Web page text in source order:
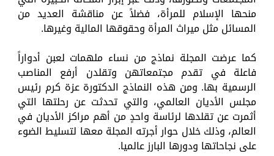
منحها الإسلام للمرأة، فضلاً عن مناقشة العديد من
المسائل مثل ميراث المرأة وحقوقها المالية وغيرها.
كما عرضت المجلة نماذج من نساء ملهمات لعبن أدواراً
فاعلة في تقدم مجتمعاتهن وتقلدن أرفع المناصب
الرسمية بها. ومن هذه النماذج الدكتورة عزة كرم رئيس
مجلس الأديان العالمي، والتي تحدثت عن رحلتها التي
أثمرت عن تقلدها لرئاسة واحدٍ من أهم مراكز الأديان في
العالم، وذلك خلال حوار أجرته المجلة معها لتسليط الضوء
على نجاحاتها ودورها البارز عالميا.